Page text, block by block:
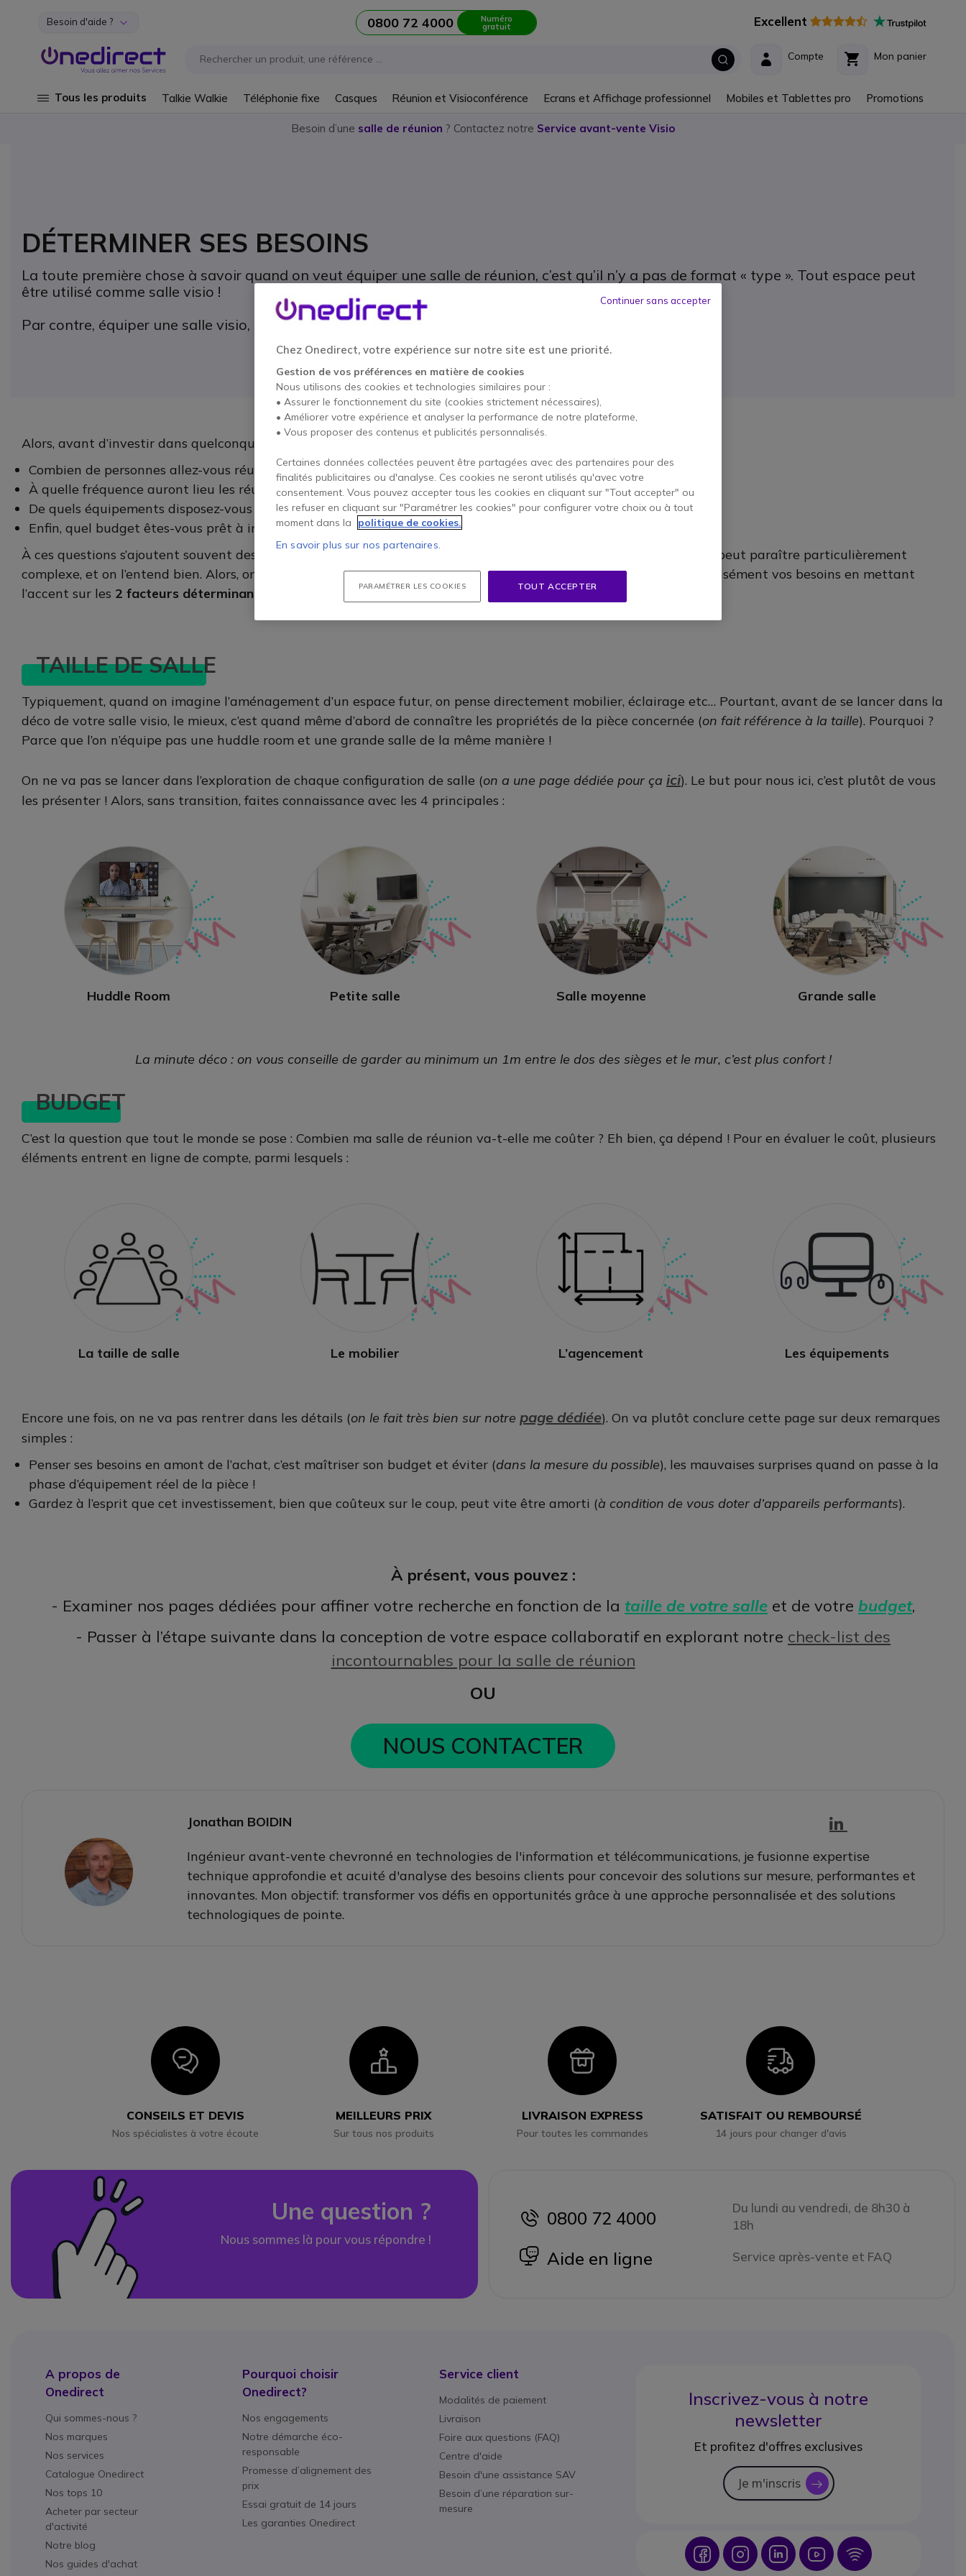
Aller au contenu
Besoin d'aide ? 0800 72 4000 Numéro
gratuit Excellent
Mon panier
Compte
Tous les produits Talkie Walkie Téléphonie fixe Casques Réunion et Visioconférence Ecrans et Affichage professionnel Mobiles et Tablettes pro Promotions
Besoin d’une salle de réunion ? Contactez notre Service avant-vente Visio
DÉTERMINER SES BESOINS
La toute première chose à savoir quand on veut équiper une salle de réunion, c’est qu’il n’y a pas de format « type ». Tout espace peut
être utilisé comme salle visio !
Par contre, équiper une salle visio, ça se prépare : aussi bien d’un point de vue équipement que spatial !
Alors, avant d’investir dans quelconque matériel, il faut se poser les bonnes questions pour définir ses besoins :
Combien de personnes allez-vous réunir ?
À quelle fréquence auront lieu les réunions en distanciel ?
De quels équipements disposez-vous déjà ?
Enfin, quel budget êtes-vous prêt à investir ?
À ces questions s’ajoutent souvent des paramètres additionnels (on pense notamment à l’aménagement
). Tout ça peut paraître particulièrement
complexe, et on l’entend bien. Alors, on a créé ce guide pour vous simplifier la tâche : ici, on vous aide à définir précisément vos besoins en mettant
l’accent sur les 2 facteurs déterminants : la taille de salle et le budget !
TAILLE DE SALLE
Typiquement, quand on imagine l’aménagement d’un espace futur, on pense directement mobilier, éclairage etc… Pourtant, avant de se lancer dans la
déco de votre salle visio, le mieux, c’est quand même d’abord de connaître les propriétés de la pièce concernée (on fait référence à la taille). Pourquoi ?
Parce que l’on n’équipe pas une huddle room et une grande salle de la même manière !
On ne va pas se lancer dans l’exploration de chaque configuration de salle (on a une page dédiée pour ça ici). Le but pour nous ici, c’est plutôt de vous
les présenter ! Alors, sans transition, faites connaissance avec les 4 principales :
Huddle Room Petite salle Salle moyenne Grande salle
La minute déco : on vous conseille de garder au minimum un 1m entre le dos des sièges et le mur, c’est plus confort !
BUDGET
C’est la question que tout le monde se pose : Combien ma salle de réunion va-t-elle me coûter ? Eh bien, ça dépend ! Pour en évaluer le coût, plusieurs
éléments entrent en ligne de compte, parmi lesquels :
La taille de salle Le mobilier L’agencement Les équipements
Encore une fois, on ne va pas rentrer dans les détails (on le fait très bien sur notre page dédiée). On va plutôt conclure cette page sur deux remarques
simples :
Penser ses besoins en amont de l’achat, c’est maîtriser son budget et éviter (dans la mesure du possible), les mauvaises surprises quand on passe à la
phase d’équipement réel de la pièce !
Gardez à l’esprit que cet investissement, bien que coûteux sur le coup, peut vite être amorti (à condition de vous doter d’appareils performants).
À présent, vous pouvez :
- Examiner nos pages dédiées pour affiner votre recherche en fonction de la taille de votre salle et de votre budget,
- Passer à l’étape suivante dans la conception de votre espace collaboratif en explorant notre check-list des
incontournables pour la salle de réunion
OU
NOUS CONTACTER
Jonathan BOIDIN
Ingénieur avant-vente chevronné en technologies de l'information et télécommunications, je fusionne expertise
technique approfondie et acuité d'analyse des besoins clients pour concevoir des solutions sur mesure, performantes et
innovantes. Mon objectif: transformer vos défis en opportunités grâce à une approche personnalisée et des solutions
technologiques de pointe.
Icon
CONSEILS ET DEVIS
Nos spécialistes à votre écoute
Icon
MEILLEURS PRIX
Sur tous nos produits
Icon
LIVRAISON EXPRESS
Pour toutes les commandes
Icon
SATISFAIT OU REMBOURSÉ
14 jours pour changer d'avis
Une question ?
Nous sommes là pour vous répondre !
icon
0800 72 4000
Du lundi au vendredi, de 8h30 à
18h
icon
Aide en ligne Service après-vente et FAQ
A propos de
Onedirect
Qui sommes-nous ?
Nos marques
Nos services
Catalogue Onedirect
Nos tops 10
Acheter par secteur
d'activité
Notre blog
Nos guides d'achat
Pourquoi choisir
Onedirect?
Nos engagements
Notre démarche éco-
responsable
Promesse d’alignement des
prix
Essai gratuit de 14 jours
Les garanties Onedirect
Service client
Modalités de paiement
Livraison
Foire aux questions (FAQ)
Centre d'aide
Besoin d'une assistance SAV
Besoin d’une réparation sur-
mesure
Inscrivez-vous à notre
newsletter
Et profitez d'offres exclusives
Je m'inscris icon
Icon IconIcon Icon Icon
Chez Onedirect, votre expérience sur notre site est une priorité.
Gestion de vos préférences en matière de cookies
Nous utilisons des cookies et technologies similaires pour :
• Assurer le fonctionnement du site (cookies strictement nécessaires),
• Améliorer votre expérience et analyser la performance de notre plateforme,
• Vous proposer des contenus et publicités personnalisés.
Certaines données collectées peuvent être partagées avec des partenaires pour des
finalités publicitaires ou d'analyse. Ces cookies ne seront utilisés qu'avec votre
consentement. Vous pouvez accepter tous les cookies en cliquant sur "Tout accepter" ou
les refuser en cliquant sur "Paramétrer les cookies" pour configurer votre choix ou à tout
moment dans la
politique de cookies.
En savoir plus sur nos partenaires.
PARAMÉTRER LES COOKIES TOUT ACCEPTER
Continuer sans accepter